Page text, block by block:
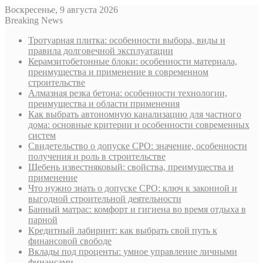
Воскресенье, 9 августа 2026
Breaking News
Тротуарная плитка: особенности выбора, виды и
правила долговечной эксплуатации
Керамзитобетонные блоки: особенности материала,
преимущества и применение в современном
строительстве
Алмазная резка бетона: особенности технологии,
преимущества и области применения
Как выбрать автономную канализацию для частного
дома: основные критерии и особенности современных
систем
Свидетельство о допуске СРО: значение, особенности
получения и роль в строительстве
Щебень известняковый: свойства, преимущества и
применение
Что нужно знать о допуске СРО: ключ к законной и
выгодной строительной деятельности
Банный матрас: комфорт и гигиена во время отдыха в
парной
Кредитный лабиринт: как выбрать свой путь к
финансовой свободе
Вклады под проценты: умное управление личными